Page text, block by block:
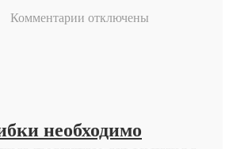
Комментарии котключены
необходимо